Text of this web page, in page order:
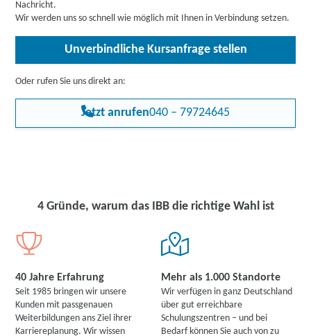
Chance, wertvolle Praxiserfahrungen zu sammeln. All dies erhöht
Ihre Attraktivität für potenzielle Arbeitgeber und verbessert Ihre
Ausbildung oder Arbeit.
Nachricht.
Wir werden uns so schnell wie möglich mit Ihnen in Verbindung setzen.
Unverbindliche Kursanfrage stellen
Oder rufen Sie uns direkt an:
Jetzt anrufen040 – 79724645
4 Gründe, warum das IBB die richtige Wahl ist
40 Jahre Erfahrung
Seit 1985 bringen wir unsere
Kunden mit passgenauen
Weiterbildungen ans Ziel ihrer
Karriereplanung. Wir wissen
Mehr als 1.000 Standorte
Wir verfügen in ganz Deutschland
über gut erreichbare
Schulungszentren – und bei
Bedarf können Sie auch von zu